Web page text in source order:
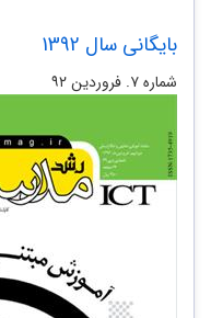
بایگانی سال 1392
شماره‌ ۷. فروردین ۹۲